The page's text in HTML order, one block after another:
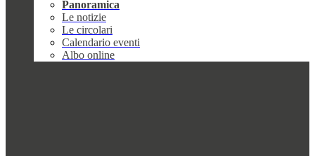
Panoramica
Le notizie
Le circolari
Calendario eventi
Albo online